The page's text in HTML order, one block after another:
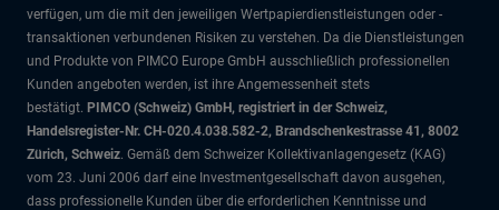
verfügen, um die mit den jeweiligen Wertpapierdienstleistungen oder -
transaktionen verbundenen Risiken zu verstehen. Da die Dienstleistungen
und Produkte von PIMCO Europe GmbH ausschließlich professionellen
Kunden angeboten werden, ist ihre Angemessenheit stets
bestätigt. PIMCO (Schweiz) GmbH, registriert in der Schweiz,
Handelsregister-Nr. CH-020.4.038.582-2, Brandschenkestrasse 41, 8002
Zürich, Schweiz. Gemäß dem Schweizer Kollektivanlagengesetz (KAG)
vom 23. Juni 2006 darf eine Investmentgesellschaft davon ausgehen,
dass professionelle Kunden über die erforderlichen Kenntnisse und